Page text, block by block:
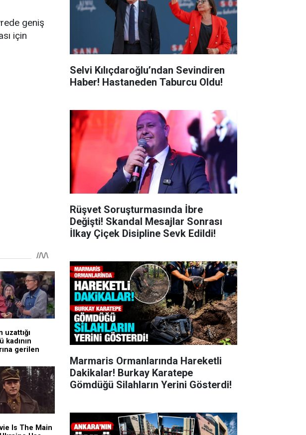
geniş
için
Selvi Kılıçdaroğlu’ndan Sevindiren
Haber! Hastaneden Taburcu Oldu!
Rüşvet Soruşturmasında İbre
Değişti! Skandal Mesajlar Sonrası
İlkay Çiçek Disipline Sevk Edildi!
Marmaris Ormanlarında Hareketli
Dakikalar! Burkay Karatepe
Gömdüğü Silahların Yerini Gösterdi!